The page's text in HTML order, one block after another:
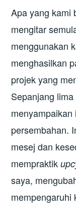
Apa yang kami
mengitar
menggunakan
menghasilkan
projek yang
Sepanjang
persembahan.
mesej dan
mempraktik
saya,
mempengaruhi